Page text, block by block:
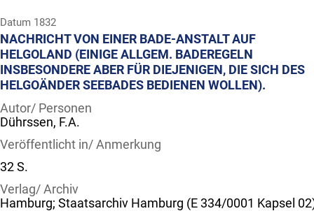
Datum 1832
NACHRICHT VON EINER BADE-ANSTALT AUF
HELGOLAND (EINIGE ALLGEM. BADEREGELN
INSBESONDERE ABER FÜR DIEJENIGEN, DIE SICH DES
HELGOÄNDER SEEBADES BEDIENEN WOLLEN).
Autor/ Personen
Dührssen, F.A.
Veröffentlicht in/ Anmerkung
32 S.
Verlag/ Archiv
Hamburg; Staatsarchiv Hamburg (E 334/0001 Kapsel